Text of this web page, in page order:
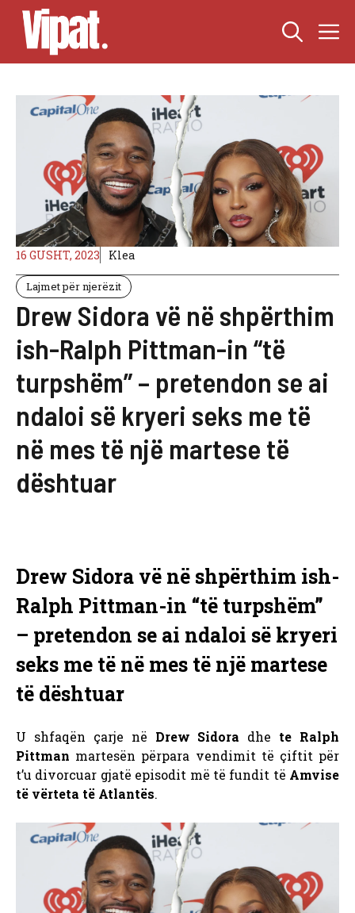
Skip
content
16 GUSHT, 2023 Klea
Lajmet për njerëzit
Drew Sidora vë në shpërthim
ish-Ralph Pittman-in “të
turpshëm” – pretendon se ai
ndaloi së kryeri seks me të
në mes të një martese të
dështuar
Drew Sidora vë në shpërthim ish-
Ralph Pittman-in “të turpshëm”
– pretendon se ai ndaloi së kryeri
seks me të në mes të një martese
të dështuar
U shfaqën çarje në Drew Sidora dhe te Ralph
Pittman martesën përpara vendimit të çiftit për
t’u divorcuar gjatë episodit më të fundit të Amvise
të vërteta të Atlantës.